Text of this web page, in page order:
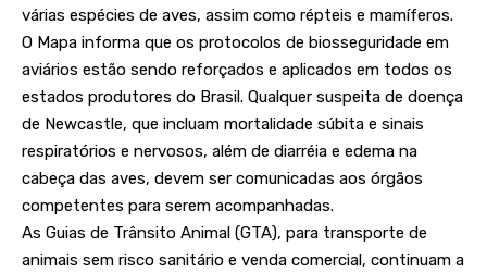
várias espécies de aves, assim como répteis e mamíferos.
O Mapa informa que os protocolos de biosseguridade em
aviários estão sendo reforçados e aplicados em todos os
estados produtores do Brasil. Qualquer suspeita de doença
de Newcastle, que incluam mortalidade súbita e sinais
respiratórios e nervosos, além de diarréia e edema na
cabeça das aves, devem ser comunicadas aos órgãos
competentes para serem acompanhadas.
As Guias de Trânsito Animal (GTA), para transporte de
animais sem risco sanitário e venda comercial, continuam a